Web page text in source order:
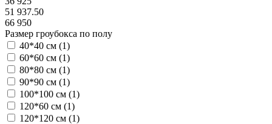
51 937.50
66 950
Размер гроубокса по полу
40*40 см (1)
60*60 см (1)
80*80 см (1)
90*90 см (1)
100*100 см (1)
120*60 см (1)
120*120 см (1)